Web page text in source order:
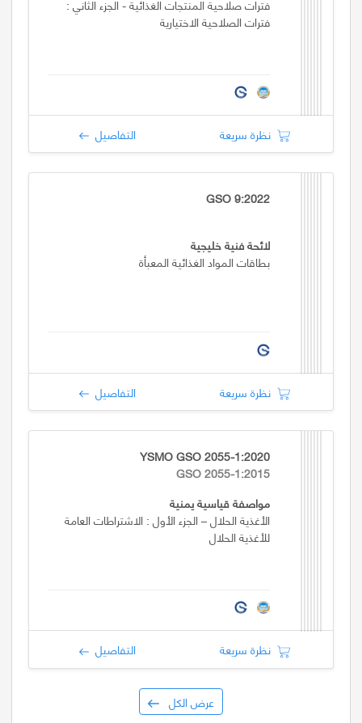
فترات صلاحية المنتجات الغذائية - الجزء الثاني :
فترات الصلاحية الاختيارية
نظرة سريعة التفاصيل
GSO 9:2022
لائحة فنية خليجية
بطاقات المواد الغذائية المعبأة
نظرة سريعة التفاصيل
YSMO GSO 2055-1:2020
GSO 2055-1:2015
مواصفة قياسية يمنية
الأغذية الحلال – الجزء الأول : الاشتراطات العامة
للأغذية الحلال
نظرة سريعة التفاصيل
عرض الكل